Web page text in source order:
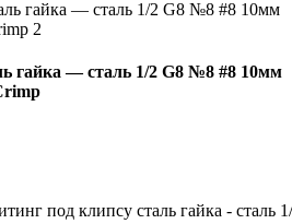
гайка — сталь 1/2 G8 №8 #8 10мм
под клипсу сталь гайка -